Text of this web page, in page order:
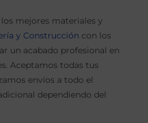
mejores materiales y
y Construcción con los
un acabado profesional en
Aceptamos todas tus
envíos a todo el
dependiendo del